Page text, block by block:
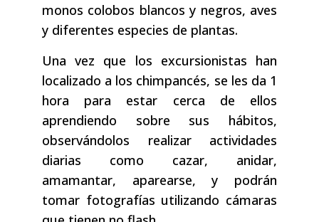
monos colobos blancos y negros, aves
y diferentes especies de plantas.
Una vez que los excursionistas han
localizado a los chimpancés, se les da 1
hora para estar cerca de ellos
aprendiendo sobre sus hábitos,
observándolos realizar actividades
diarias como cazar, anidar,
amamantar, aparearse, y podrán
tomar fotografías utilizando cámaras